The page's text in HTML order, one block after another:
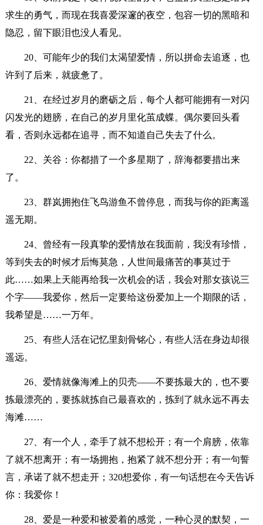
求生的勇气，而现在我喜爱深邃的夜空，包容一切的黑暗和
隐忍，留下眼泪也没人看见。
20、可能年少的我们太渴望爱情，所以拼命去追逐，也
许到了后来，就疲惫了。
21、在经过岁月的磨砺之后，每个人都可能拥有一对闪
闪发光的翅膀，在自己的岁月里化茧成蝶。偶尔要回头看
看，否则永远都在追寻，而不知道自己失去了什么。
22、关谷：你都措了一个多星期了，辞海都要措出来
了。
23、群岚拥抱住飞鸟游鱼不曾停息，而我与你的距离遥
遥无期。
24、曾经有一段真挚的爱情放在我面前，我没有珍惜，
等到失去的时候才后悔莫急，人世间最痛苦的事莫过于
此……如果上天能再给我一次机会的话，我会对那女孩说三
个字——我爱你，然后一定要给这份爱加上一个期限的话，
我希望是……一万年。
25、有些人活在记忆里刻骨铭心，有些人活在身边却很
遥远。
26、爱情就像海滩上的贝壳――不要拣最大的，也不要
拣最漂亮的，要拣就拣自己最喜欢的，拣到了就永远不再去
海滩……
27、有一个人，牵手了就不想松开；有一个肩膀，依靠
了就不想离开；有一场拥抱，抱紧了就不想分开；有一句誓
言，承诺了就不想走开；320想爱你，有一句话想在今天告诉
你：我爱你！
28、爱是一种爱和被爱着的感觉，一种心灵的默契，一